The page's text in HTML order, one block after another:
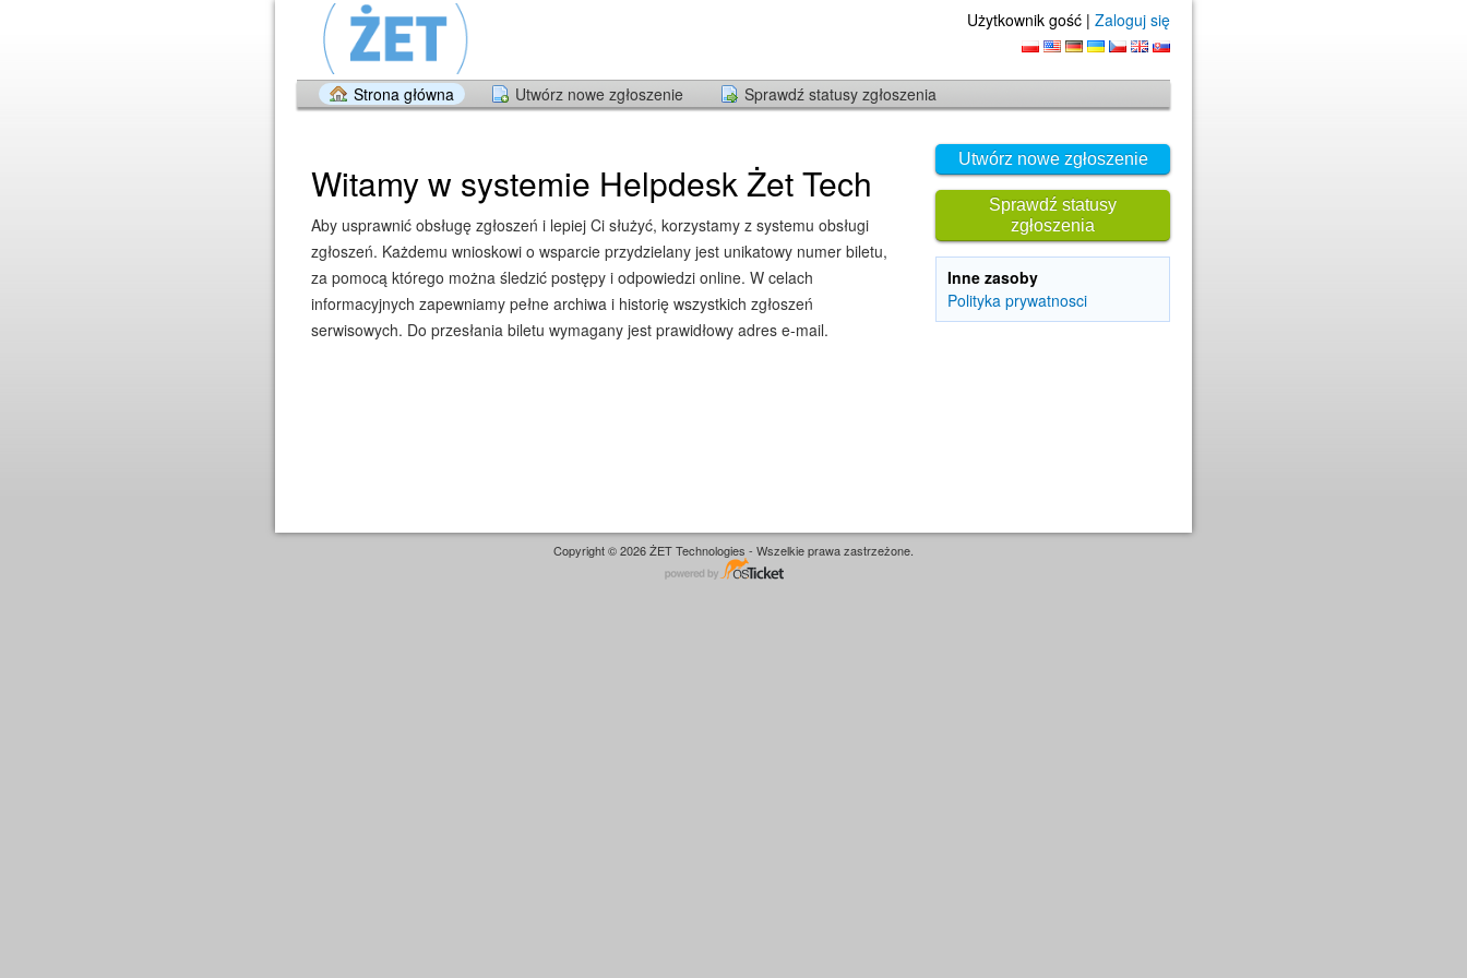
Użytkownik gość | Zaloguj się
Strona główna Utwórz nowe zgłoszenie Sprawdź statusy zgłoszenia
Utwórz nowe zgłoszenie
Sprawdź statusy
zgłoszenia
Inne zasoby
Polityka prywatnosci
Witamy w systemie Helpdesk Żet Tech
Aby usprawnić obsługę zgłoszeń i lepiej Ci służyć, korzystamy z systemu obsługi
zgłoszeń. Każdemu wnioskowi o wsparcie przydzielany jest unikatowy numer biletu,
za pomocą którego można śledzić postępy i odpowiedzi online. W celach
informacyjnych zapewniamy pełne archiwa i historię wszystkich zgłoszeń
serwisowych. Do przesłania biletu wymagany jest prawidłowy adres e-mail.
Copyright © 2026 ŻET Technologies - Wszelkie prawa zastrzeżone.